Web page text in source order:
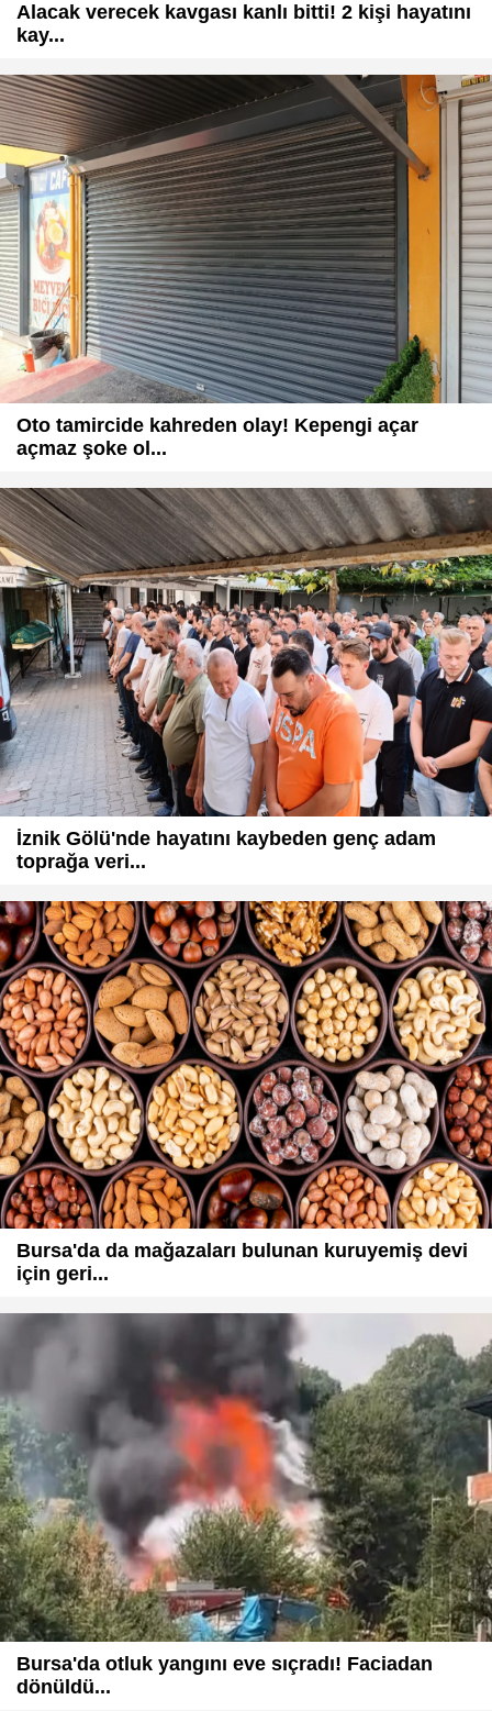
Alacak verecek kavgası kanlı bitti! 2 kişi hayatını
kay...
Oto tamircide kahreden olay! Kepengi açar
açmaz şoke ol...
İznik Gölü'nde hayatını kaybeden genç adam
toprağa veri...
Bursa'da da mağazaları bulunan kuruyemiş devi
için geri...
Bursa'da otluk yangını eve sıçradı! Faciadan
dönüldü...